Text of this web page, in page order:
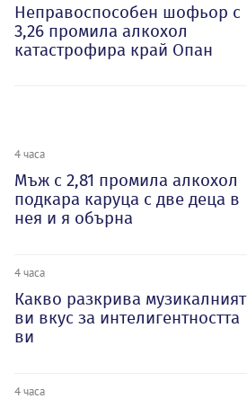
Неправоспособен шофьор с
3,26 промила алкохол
катастрофира край Опан
4 часа
Мъж с 2,81 промила алкохол
подкара каруца с две деца в
нея и я обърна
4 часа
Какво разкрива музикалният
ви вкус за интелигентността
ви
4 часа